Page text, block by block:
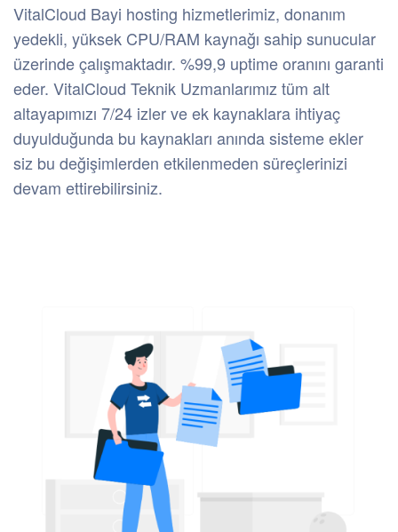
VitalCloud Bayi hosting hizmetlerimiz, donanım
yedekli, yüksek CPU/RAM kaynağı sahip sunucular
üzerinde çalışmaktadır. %99,9 uptime oranını garanti
eder. VitalCloud Teknik Uzmanlarımız tüm alt
altayapımızı 7/24 izler ve ek kaynaklara ihtiyaç
duyulduğunda bu kaynakları anında sisteme ekler
siz bu değişimlerden etkilenmeden süreçlerinizi
devam ettirebilirsiniz.